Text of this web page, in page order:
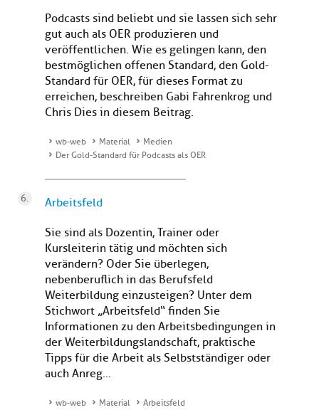
Podcasts sind beliebt und sie lassen sich sehr
gut auch als OER produzieren und
veröffentlichen. Wie es gelingen kann, den
bestmöglichen offenen Standard, den Gold-
Standard für OER, für dieses Format zu
erreichen, beschreiben Gabi Fahrenkrog und
Chris Dies in diesem Beitrag.
wb-web Material
Medien
Der Gold-Standard für Podcasts als OER
Arbeitsfeld
Sie sind als Dozentin, Trainer oder
Kursleiterin tätig und möchten sich
verändern? Oder Sie überlegen,
nebenberuflich in das Berufsfeld
Weiterbildung einzusteigen? Unter dem
Stichwort „Arbeitsfeld“ finden Sie
Informationen zu den Arbeitsbedingungen in
der Weiterbildungslandschaft, praktische
Tipps für die Arbeit als Selbstständiger oder
auch Anreg...
wb-web Material Arbeitsfeld